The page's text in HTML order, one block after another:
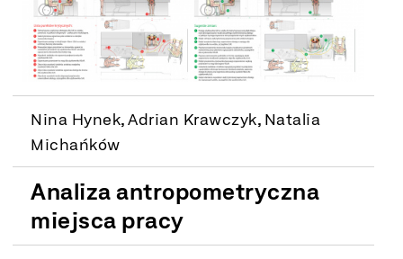
Nina Hynek, Adrian Krawczyk, Natalia
Michańków
Analiza antropometryczna
miejsca pracy